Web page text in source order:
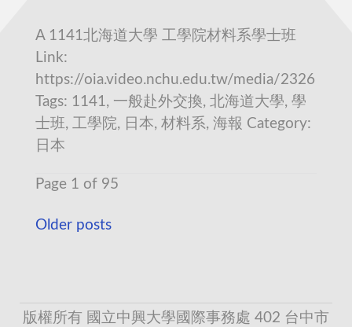
A 1141北海道大學 工學院材料系學士班
Link:
https://oia.video.nchu.edu.tw/media/2326
Tags: 1141, 一般赴外交換, 北海道大學, 學
士班, 工學院, 日本, 材料系, 海報 Category:
日本
Page 1 of 95
Older posts
版權所有 國立中興大學國際事務處 402 台中市